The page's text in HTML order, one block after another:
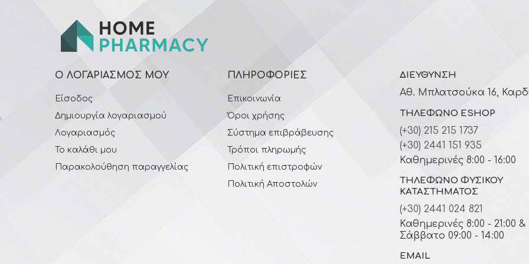
Ο ΛΟΓΑΡΙΑΣΜΌΣ ΜΟΥ
Είσοδος
Δημιουργία λογαριασμού
Λογαριασμός
Το καλάθι μου
Παρακολούθηση παραγγελίας
ΠΛΗΡΟΦΟΡΊΕΣ
Επικοινωνία
Όροι χρήσης
Σύστημα επιβράβευσης
Τρόποι πληρωμής
Πολιτική επιστροφών
Πολιτική Αποστολών
ΔΙΕΎΘΥΝΣΗ
Αθ. Μπλατσούκα 16,
ΤΗΛΈΦΩΝΟ ESHOP
(+30) 215 215 1737
(+30) 2441 151 935
Καθημερινές 8:00 - 16:00
ΤΗΛΈΦΩΝΟ ΦΥΣΙΚΟΎ
ΚΑΤΑΣΤΉΜΑΤΟΣ
(+30) 2441 024 821
Καθημερινές 8:00 - 21:00 &
Σάββατο 09:00 - 14:00
EMAIL